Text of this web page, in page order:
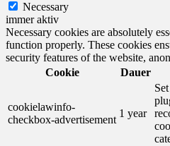
Necessary
immer aktiv
Necessary cookies are absolutely
function properly. These cookies
security features of the website,
Cookie
Dauer
cookielawinfo-
checkbox-advertisement
1 year